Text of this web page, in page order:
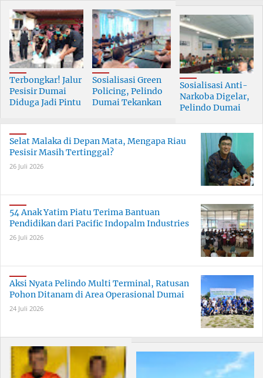
Terbongkar! Jalur
Pesisir Dumai
Diduga Jadi Pintu
Skala Besar
Sosialisasi Green
Policing, Pelindo
Dumai Tekankan
Bersama
Sosialisasi Anti-
Narkoba Digelar,
Pelindo Dumai
Selat Malaka di Depan Mata, Mengapa Riau
Pesisir Masih Tertinggal?
26 Juli 2026
54 Anak Yatim Piatu Terima Bantuan
Pendidikan dari Pacific Indopalm Industries
26 Juli 2026
Aksi Nyata Pelindo Multi Terminal, Ratusan
Pohon Ditanam di Area Operasional Dumai
24 Juli 2026